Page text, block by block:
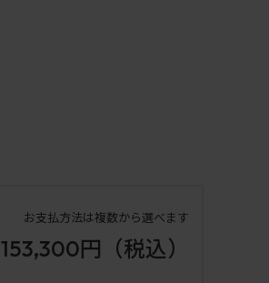
お支払方法は複数から選べます
153,300円 （税込）